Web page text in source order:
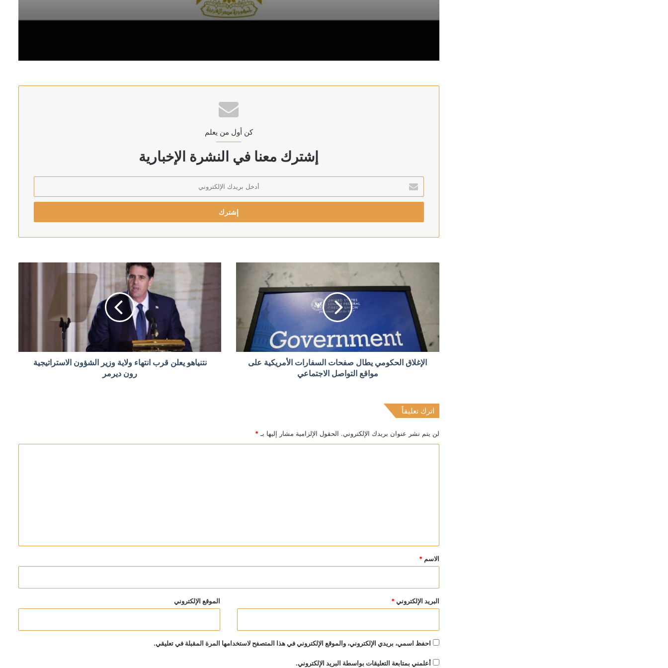
رويترز: الحوثيون يبحثون فرض رسوم على السفن في البحر الأحمر
منذ 4 ساعات
الدولار يتراجع بعد تثبيت المركزي الأميركي الفائدة
عقوبات أميركية على كيانات إيرانية بتهمة ابتزاز السفن في مضيق هرمز
منذ 5 ساعات
كن أول من يعلم
إشترك معنا في النشرة الإخبارية
بريدك
الإلكتروني
الإغلاق الحكومي يطال صفحات السفارات الأمريكية على
مواقع التواصل الاجتماعي
نتنياهو يعلن قرب انتهاء ولاية وزير الشؤون الاستراتيجية
رون ديرمر
اترك تعليقاً
لن يتم نشر عنوان بريدك الإلكتروني. الحقول الإلزامية مشار إليها بـ *
*
الاسم *
البريد الإلكتروني * الموقع الإلكتروني
احفظ اسمي، بريدي الإلكتروني، والموقع الإلكتروني في هذا المتصفح لاستخدامها المرة المقبلة في تعليقي.
أعلمني بمتابعة التعليقات بواسطة البريد الإلكتروني.